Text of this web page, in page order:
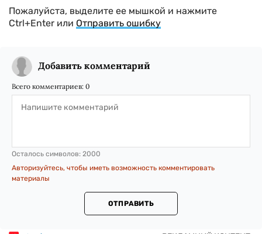
Пожалуйста, выделите ее мышкой и нажмите
Ctrl+Enter или Отправить ошибку
Добавить комментарий
Всего комментариев: 0
Осталось символов: 2000
Авторизуйтесь, чтобы иметь возможность комментировать
материалы
ОТПРАВИТЬ